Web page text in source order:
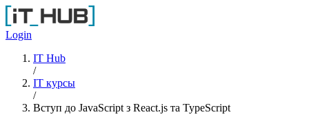
Перейти к основному содержанию
Login
IT Hub
/
IT курсы
/
Вступ до JavaScript з React.js та TypeScript